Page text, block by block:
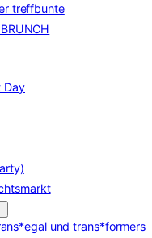
treffbunte
Day
und trans*formers